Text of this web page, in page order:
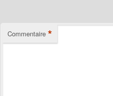
Commentaire *